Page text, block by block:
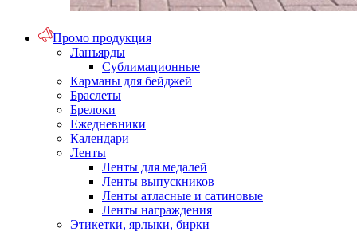
Промо продукция
Ланъярды
Сублимационные
Карманы для бейджей
Браслеты
Брелоки
Ежедневники
Календари
Ленты
Ленты для медалей
Ленты выпускников
Ленты атласные и сатиновые
Ленты награждения
Этикетки, ярлыки, бирки